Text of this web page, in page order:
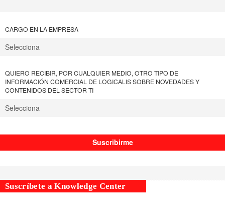
CARGO EN LA EMPRESA
QUIERO RECIBIR, POR CUALQUIER MEDIO, OTRO TIPO DE
INFORMACIÓN COMERCIAL DE LOGICALIS SOBRE NOVEDADES Y
CONTENIDOS DEL SECTOR TI
Suscríbete a Knowledge Center